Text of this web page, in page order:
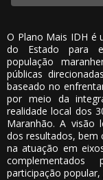
O Plano Mais IDH é
do Estado para
população
públicas
baseado no
por meio da
realidade local dos
Maranhão. A visão
dos resultados, bem
na atuação em
complementados
participação